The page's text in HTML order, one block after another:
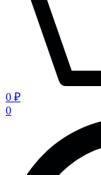
0 ₽
0